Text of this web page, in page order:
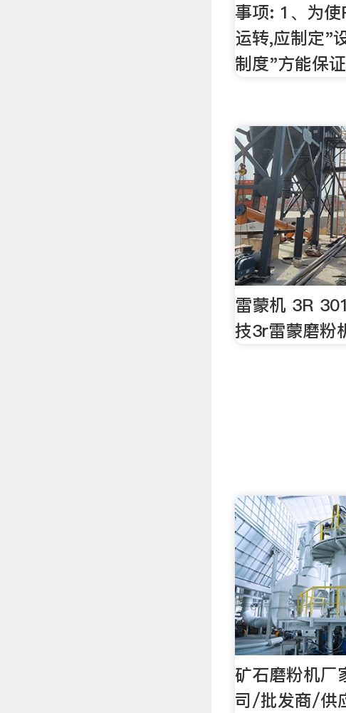
事项: 1、为
运转,应制定"
制度"方能保
雷蒙机 3R
技3r雷蒙磨
矿石磨粉机厂
司/批发商/供